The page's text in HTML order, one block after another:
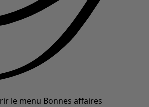
le menu Bonnes affaires